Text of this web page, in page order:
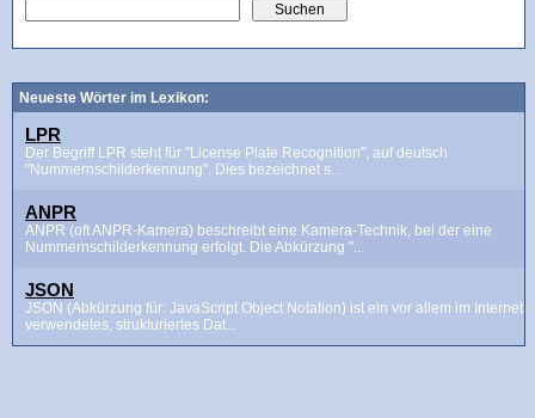
Neueste Wörter im Lexikon:
LPR
Der Begriff LPR steht für "License Plate Recognition", auf deutsch
"Nummernschilderkennung". Dies bezeichnet s...
ANPR
ANPR (oft ANPR-Kamera) beschreibt eine Kamera-Technik, bei der eine
Nummernschilderkennung erfolgt. Die Abkürzung "...
JSON
JSON (Abkürzung für: JavaScript Object Notation) ist ein vor allem im Internet
verwendetes, strukturiertes Dat...